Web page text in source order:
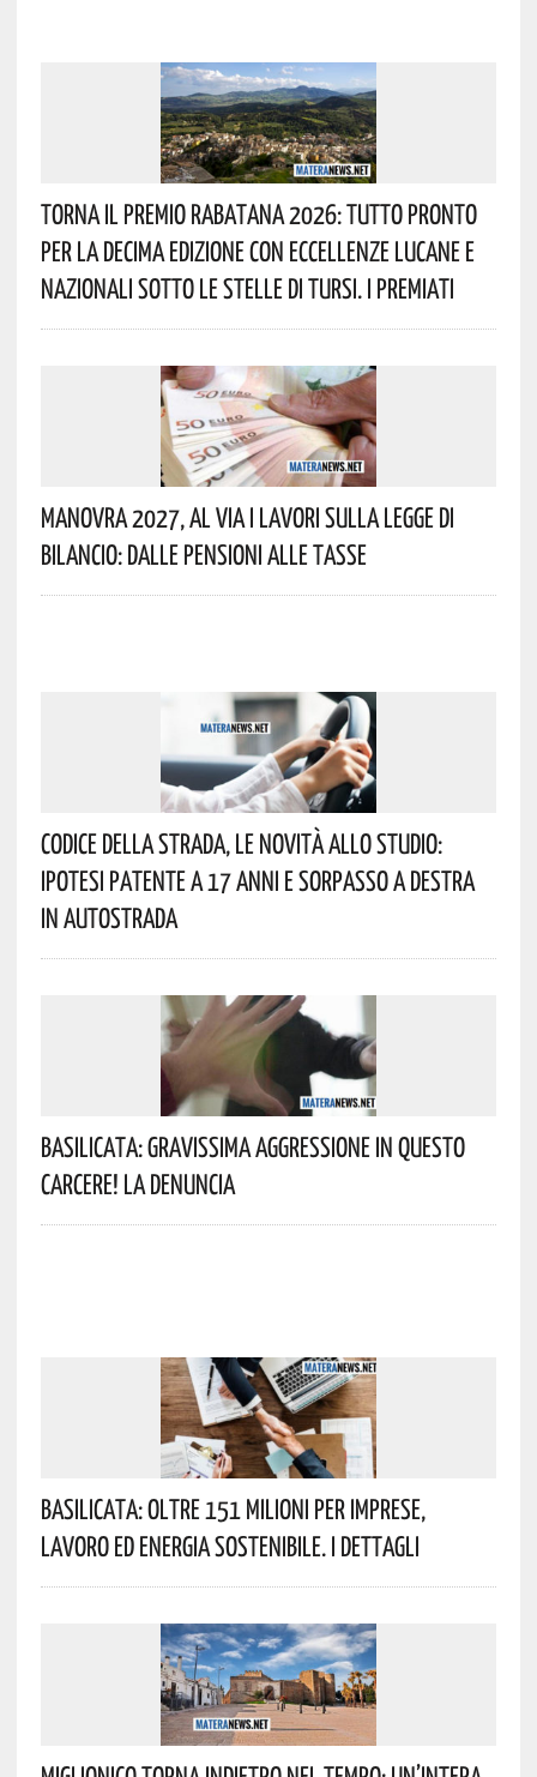
Torna Il Premio Rabatana 2026: Tutto Pronto
Per La Decima Edizione Con Eccellenze Lucane E
Nazionali Sotto Le Stelle Di Tursi. I Premiati
Manovra 2027, Al Via I Lavori Sulla Legge Di
Bilancio: Dalle Pensioni Alle Tasse
Codice Della Strada, Le Novità Allo Studio:
Ipotesi Patente A 17 Anni E Sorpasso A Destra
In Autostrada
Basilicata: Gravissima Aggressione In Questo
Carcere! La Denuncia
Basilicata: Oltre 151 Milioni Per Imprese,
Lavoro Ed Energia Sostenibile. I Dettagli